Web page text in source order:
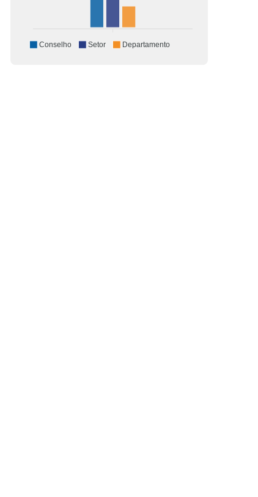
Conselho Setor Departamento